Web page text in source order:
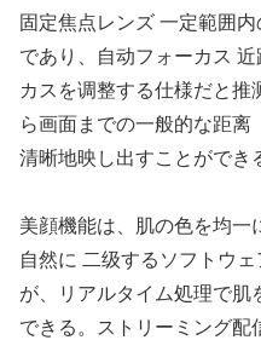
固定焦点レンズ 一定範囲
であり、自动フォーカス
カスを调整する仕様だと
ら画面までの一般的な距离
清晰地映し出すことができ
美顔機能は、肌の色を均一
自然に 二级するソフトウ
が、リアルタイム処理で肌
できる。ストリーミング配